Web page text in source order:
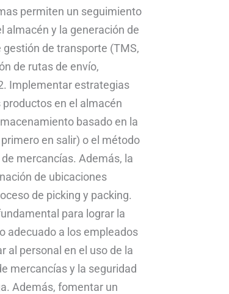
permiten un seguimiento
almacén y la generación de
de transporte (TMS,
de rutas de envío,
Implementar estrategias
en el almacén
basado en la
en salir) o el método
mercancías. Además, la
de ubicaciones
de picking y packing.
para lograr la
adecuado a los empleados
al personal en el uso de la
mercancías y la seguridad
Además, fomentar un